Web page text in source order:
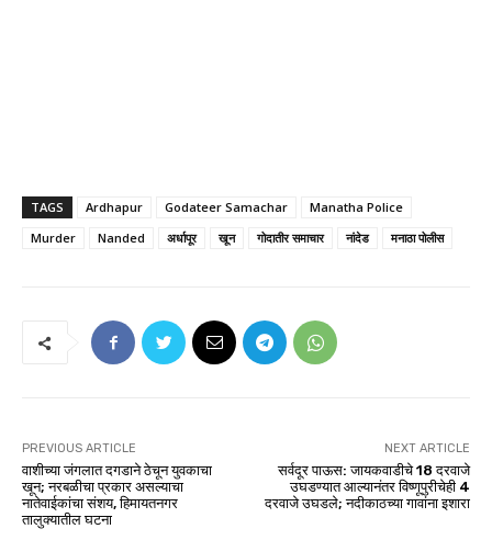
TAGS Ardhapur Godateer Samachar
Manatha Police
Murder
Nanded अर्धापूर खून गोदातीर समाचार नांदेड मनाठा पोलीस
PREVIOUS ARTICLE
वाशीच्या जंगलात दगडाने ठेचून युवकाचा
खून; नरबळीचा प्रकार असल्याचा
नातेवाईकांचा संशय, हिमायतनगर
तालुक्यातील घटना
NEXT ARTICLE
सर्वदूर पाऊस: जायकवाडीचे 18 दरवाजे
उघडण्यात आल्यानंतर विष्णूपुरीचेही 4
दरवाजे उघडले; नदीकाठच्या गावांना इशारा